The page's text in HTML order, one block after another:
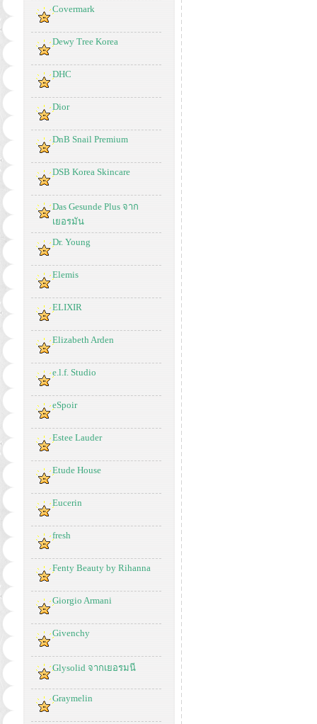
Covermark
Dewy Tree Korea
DHC
Dior
DnB Snail Premium
DSB Korea Skincare
Das Gesunde Plus จาก
เยอรมัน
Dr. Young
Elemis
ELIXIR
Elizabeth Arden
e.l.f. Studio
eSpoir
Estee Lauder
Etude House
Eucerin
fresh
Fenty Beauty by Rihanna
Giorgio Armani
Givenchy
Glysolid จากเยอรมนี
Graymelin